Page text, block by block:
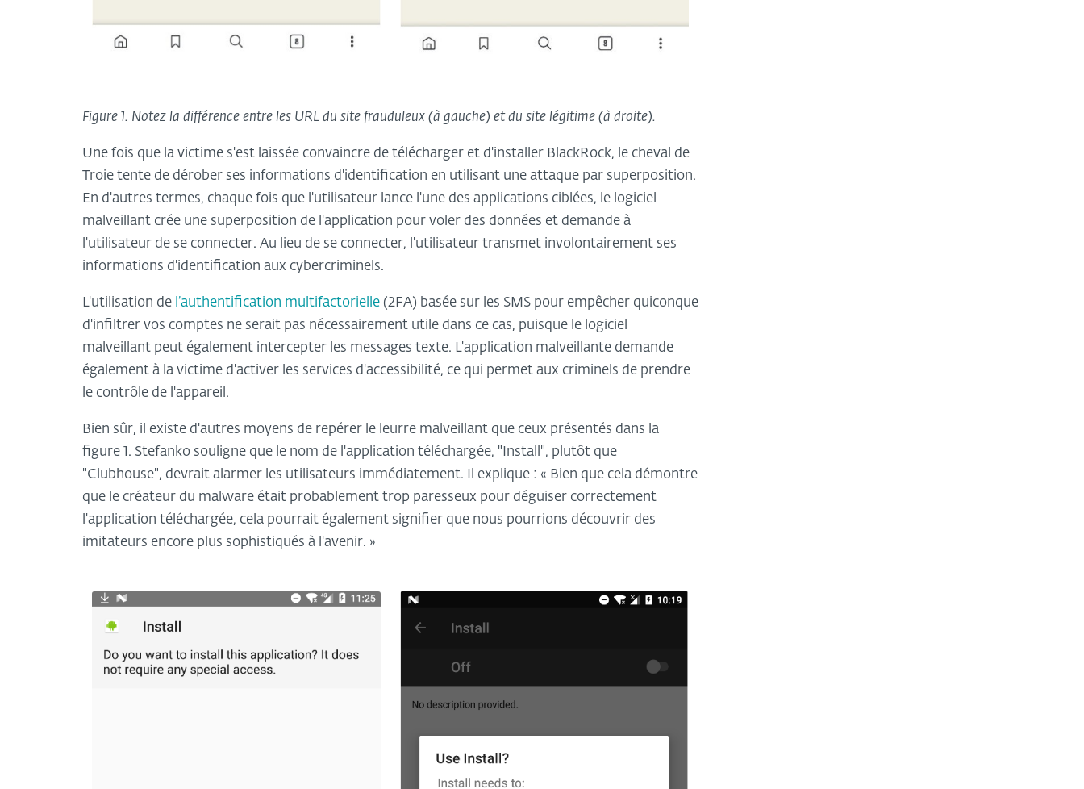
Figure 1. Notez la différence entre les URL du site frauduleux (à gauche) et du site légitime (à droite).
Une fois que la victime s'est laissée convaincre de télécharger et d'installer BlackRock, le cheval de
Troie tente de dérober ses informations d'identification en utilisant une attaque par superposition.
En d'autres termes, chaque fois que l'utilisateur lance l'une des applications ciblées, le logiciel
malveillant crée une superposition de l'application pour voler des données et demande à
l'utilisateur de se connecter. Au lieu de se connecter, l'utilisateur transmet involontairement ses
informations d'identification aux cybercriminels.
L'utilisation de l’authentification multifactorielle (2FA) basée sur les SMS pour empêcher quiconque
d'infiltrer vos comptes ne serait pas nécessairement utile dans ce cas, puisque le logiciel
malveillant peut également intercepter les messages texte. L'application malveillante demande
également à la victime d'activer les services d'accessibilité, ce qui permet aux criminels de prendre
le contrôle de l'appareil.
Bien sûr, il existe d'autres moyens de repérer le leurre malveillant que ceux présentés dans la
figure 1. Stefanko souligne que le nom de l'application téléchargée, "Install", plutôt que
"Clubhouse", devrait alarmer les utilisateurs immédiatement. Il explique : « Bien que cela démontre
que le créateur du malware était probablement trop paresseux pour déguiser correctement
l'application téléchargée, cela pourrait également signifier que nous pourrions découvrir des
imitateurs encore plus sophistiqués à l'avenir. »